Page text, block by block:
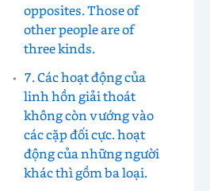
opposites. Those of
other people are of
three kinds.
7. Các hoạt động của
linh hồn giải thoát
không còn vướng vào
các cặp đối cực. hoạt
động của những người
khác thì gồm ba loại.